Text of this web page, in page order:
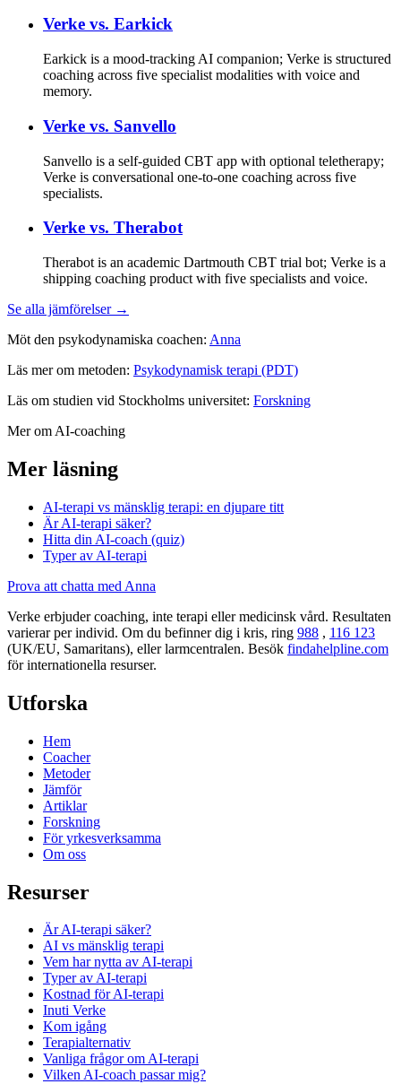
Verke vs. Earkick
Earkick is a mood-tracking AI companion; Verke is structured
coaching across five specialist modalities with voice and
memory.
Verke vs. Sanvello
Sanvello is a self-guided CBT app with optional teletherapy;
Verke is conversational one-to-one coaching across five
specialists.
Verke vs. Therabot
Therabot is an academic Dartmouth CBT trial bot; Verke is a
shipping coaching product with five specialists and voice.
Se alla jämförelser →
Möt den psykodynamiska coachen: Anna
Läs mer om metoden: Psykodynamisk terapi (PDT)
Läs om studien vid Stockholms universitet: Forskning
Mer om AI-coaching
Mer läsning
AI-terapi vs mänsklig terapi: en djupare titt
Är AI-terapi säker?
Hitta din AI-coach (quiz)
Typer av AI-terapi
Prova att chatta med Anna
Verke erbjuder coaching, inte terapi eller medicinsk vård. Resultaten
varierar per individ. Om du befinner dig i kris, ring 988 , 116 123
(UK/EU, Samaritans), eller larmcentralen. Besök findahelpline.com
för internationella resurser.
Utforska
Hem
Coacher
Metoder
Jämför
Artiklar
Forskning
För yrkesverksamma
Om oss
Resurser
Är AI-terapi säker?
AI vs mänsklig terapi
Vem har nytta av AI-terapi
Typer av AI-terapi
Kostnad för AI-terapi
Inuti Verke
Kom igång
Terapi­alternativ
Vanliga frågor om AI-terapi
Vilken AI-coach passar mig?